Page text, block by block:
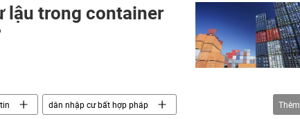
lậu trong container
dân nhập cư bất hợp pháp Thêm